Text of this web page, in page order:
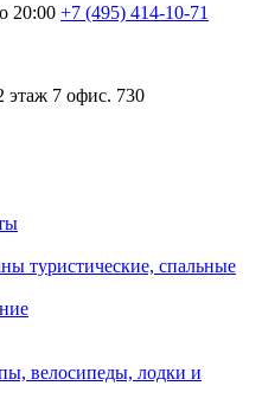
20:00 +7 (495) 414-10-71
этаж 7 офис. 730
туристические, спальные
велосипеды, лодки и